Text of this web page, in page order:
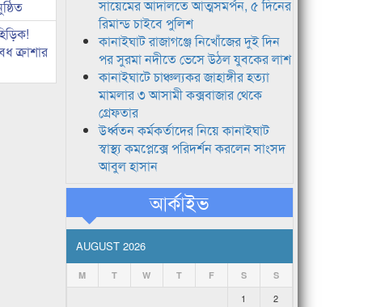
ক্রাশার
সায়েমের আদালতে আত্মসমর্পন, ৫ দিনের
রিমান্ড চাইবে পুলিশ
কানাইঘাট রাজাগঞ্জে নিখোঁজের দুই দিন
পর সুরমা নদীতে ভেসে উঠল যুবকের লাশ
কানাইঘাটে চাঞ্চল্যকর জাহাঙ্গীর হত্যা
মামলার ৩ আসামী কক্সবাজার থেকে
গ্রেফতার
উর্ধ্বতন কর্মকর্তাদের নিয়ে কানাইঘাট
স্বাস্থ্য কমপ্লেক্সে পরিদর্শন করলেন সাংসদ
আবুল হাসান
আর্কাইভ
AUGUST 2026
M T W T F S S
1
2